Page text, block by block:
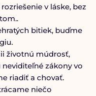
v láske, bez
bitiek, buďme
životnú múdrosť,
zákony vo
riadiť a chovať.
niečo